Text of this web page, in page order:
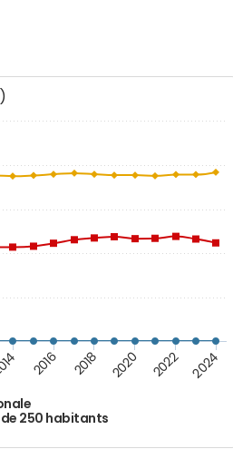
de 250 habitants
2016 2018 2020 2022 2024